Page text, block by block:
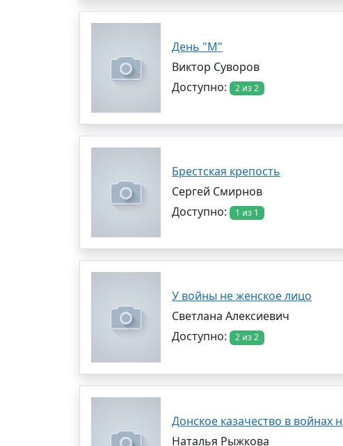
День "М"
Виктор Суворов
Доступно:
2 из 2
Брестская крепость
Сергей Смирнов
Доступно:
1 из 1
У войны не женское лицо
Светлана Алексиевич
Доступно:
2 из 2
Донское казачество в войнах
Наталья Рыжкова